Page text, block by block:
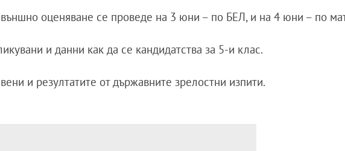
оценяване се проведе на 3 юни – по БЕЛ, и на 4 юни – по
и данни как да се кандидатства за 5-и клас.
и резултатите от държавните зрелостни изпити.